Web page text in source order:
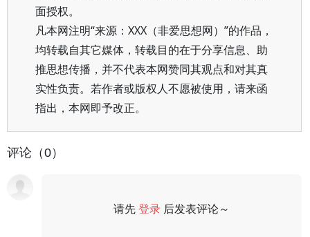
面授权。
凡本网注明“来源：XXX（非爱思想网）”的作品，
均转载自其它媒体，转载目的在于分享信息、助
推思想传播，并不代表本网赞同其观点和对其真
实性负责。若作者或版权人不愿被使用，请来函
指出，本网即予改正。
评论（0）
请先登录 后发表评论～